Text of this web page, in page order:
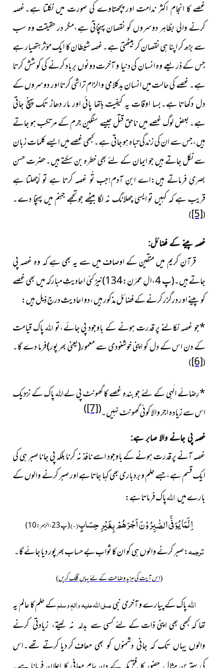
غصے کا انجام اکثر ندامت اور پچھتاوے کی صورت میں نکلتا ہے۔غصہ
کرنے والی بظاہر دوسروں کو نقصان پہنچاتی ہے،مگر در حقیقت وہ سب
سے بڑھ کر اپنا ہی نقصان کر بیٹھتی ہے۔غصہ شیطان کا ایک مؤثر ہتھیار ہے
جس کے ذریعے وہ انسان کی دنیا و آخرت دونوں برباد کرنے کی کوشش کرتا
ہے۔ غصے کی حالت میں انسان بدکلامی و الزام تراشی کرتا اور دوسروںکے
دل دکھاتا ہے۔بسا اوقات یہ کیفیت ہاتھا پائی اور مار دھاڑ تکپہنچ جاتی
ہے۔بعض لوگ غصے میں ناحق قتل جیسے سنگین جرم کےمرتکب ہو جاتے
ہیں،جس سے ان کی زندگی تباہ ہو جاتی ہے۔ کبھی غصے میں ایسے کلمات زبان
سے نکل جاتے ہیں جو ایمان کےلئے بھی خطرہ بن سکتے ہیں۔حضرت حسن
بصری فرماتے ہیں:اے ابنِ آدم!جب تُو غصہ کرتا ہے تو اُچھلتا ہے
قریب ہے کہ کہیں تو ایسی چھلانگ نہ لگا بیٹھے جو تجھے جہنم میں پہنچا دے۔
(
[5]
)
غصہ پینے کے فضائل:
قرآنِ کریم میں متقین کے اوصاف میں سے یہ بھی ہے کہ وہ غصہ پی
جاتے ہیں۔(پ 4،الِ عمرٰن:134)نیز کئی احادیثِ مبارکہ میں بھی غصے
کو پینے اور درگزر کرنے کے فضائل مذکور ہیں،دو احادیث درج ذیل ہیں:
*جو غصہ نکالنے پر قدرت ہونے کے باوجود پی جائے،تواللہپاک قیامت
کے دن اس کے دل کو اپنی خوشنودی سے معمور(یعنی بھر پور)فرما دے گا۔
(
[6]
)
*رِضائے الٰہی کے لئے جو بندہ غصے کا گھونٹ پی لےاللہپاک کے نزدیک
اس سے زیادہ اجر والا کوئی گھونٹ نہیں۔(
[7]
)
غصہ پی جانے والا صابر ہے:
غصہ آنے پر قدرت ہونے کے باوجود اسے نافذ نہ کرنا بلکہ پی جانا صبر ہی کی
ایک قسم ہے،جسے حِلم و بردباری بھی کہا جاتا ہے اور صبر کرنے والوں کے
بارےمیں اللہپاک فرماتا ہے:
اِنَّمَا یُوَفَّى الصّٰبِرُوْنَ اَجْرَهُمْ بِغَیْرِ حِسَابٍ(۱۰)(پ 23،الزمر:10)
ترجمہ:صبر کرنے والوں ہی کو ان کا ثواب بے حساب بھرپور دیا جائے گا۔
(اس آیت کی مزید وضاحت کے لئے یہاں کلک کریں)
اللہپاک کے پیارے و آخری نبیصلی اللہ علیہ واٰلہٖ وسلمکے حلمکا عالم یہ
تھا کہ کبھی بھی اپنی ذات کے لئے کسیسے بدلہ نہلیتے، زیادتی کرنے
والوں یہاں تک کہ جانی دشمنوں کو بھی معافکر دیاکرتے تھے۔اس
کی بہترین مثال حضور کا فتحِ مکہ کے دن عام معافیکا اعلان فرمانا ہے۔